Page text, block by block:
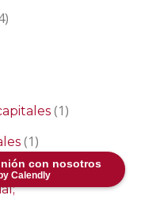
con nosotros
Calendly
(1)
(1)